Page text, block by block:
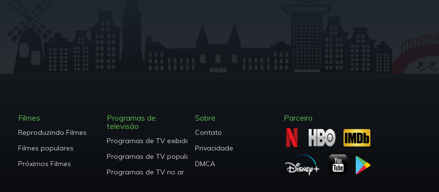
Filmes
Reproduzindo Filmes
Filmes populares
Próximos Filmes
Programas de
televisão
Programas de TV exibidos
Programas de TV populares
Programas de TV no ar
Sobre
Contato
Privacidade
DMCA
Parceiro